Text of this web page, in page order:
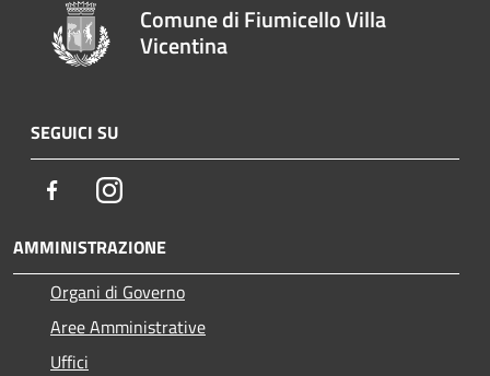
Comune di Fiumicello Villa
Vicentina
SEGUICI SU
FacebookInstagram
AMMINISTRAZIONE
Organi di Governo
Aree Amministrative
Uffici